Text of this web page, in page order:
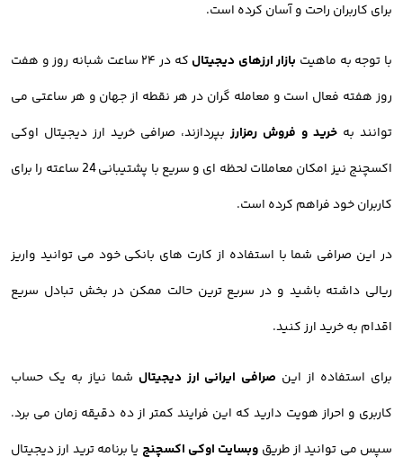
برای کاربران راحت و آسان کرده است.
با توجه به ماهیت بازار ارزهای دیجیتال
که در ۲۴ ساعت شبانه روز و هفت
روز هفته فعال است و معامله گران در هر نقطه از جهان و هر ساعتی می
توانند به خرید و فروش رمزارز بپردازند، صرافی خرید ارز دیجیتال اوکی
اکسچنج نیز امکان معاملات لحظه ای و سریع با پشتیبانی 24 ساعته را برای
کاربران خود فراهم کرده است.
در این صرافی شما با استفاده از کارت های بانکی خود می توانید واریز
ریالی داشته باشید و در سریع ترین حالت ممکن در بخش تبادل سریع
اقدام به خرید ارز کنید.
برای استفاده از این صرافی ایرانی ارز دیجیتال شما نیاز به یک حساب
کاربری و احراز هویت دارید که این فرایند کمتر از ده دقیقه زمان می برد.
سپس می توانید از طریق وبسایت اوکی اکسچنج یا برنامه ترید ارز دیجیتال